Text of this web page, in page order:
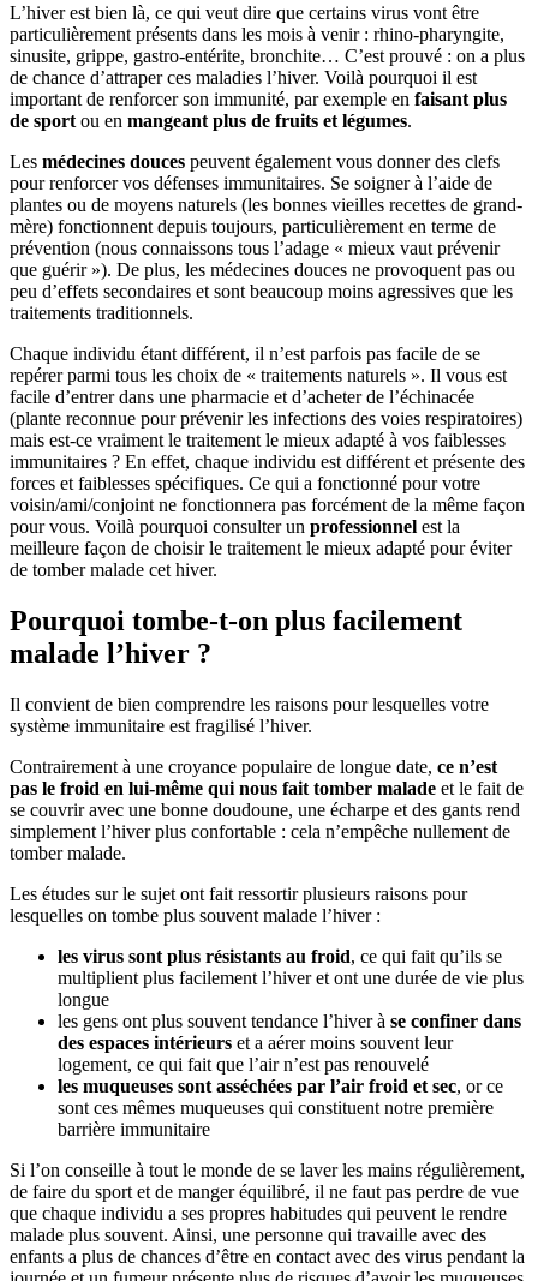
L’hiver est bien là, ce qui veut dire que certains virus vont être
particulièrement présents dans les mois à venir : rhino-pharyngite,
sinusite, grippe, gastro-entérite, bronchite… C’est prouvé : on a plus
de chance d’attraper ces maladies l’hiver. Voilà pourquoi il est
important de renforcer son immunité, par exemple en faisant plus
de sport ou en mangeant plus de fruits et légumes.
Les médecines douces peuvent également vous donner des clefs
pour renforcer vos défenses immunitaires. Se soigner à l’aide de
plantes ou de moyens naturels (les bonnes vieilles recettes de grand-
mère) fonctionnent depuis toujours, particulièrement en terme de
prévention (nous connaissons tous l’adage « mieux vaut prévenir
que guérir »). De plus, les médecines douces ne provoquent pas ou
peu d’effets secondaires et sont beaucoup moins agressives que les
traitements traditionnels.
Chaque individu étant différent, il n’est parfois pas facile de se
repérer parmi tous les choix de « traitements naturels ». Il vous est
facile d’entrer dans une pharmacie et d’acheter de l’échinacée
(plante reconnue pour prévenir les infections des voies respiratoires)
mais est-ce vraiment le traitement le mieux adapté à vos faiblesses
immunitaires ? En effet, chaque individu est différent et présente des
forces et faiblesses spécifiques. Ce qui a fonctionné pour votre
voisin/ami/conjoint ne fonctionnera pas forcément de la même façon
pour vous. Voilà pourquoi consulter un professionnel est la
meilleure façon de choisir le traitement le mieux adapté pour éviter
de tomber malade cet hiver.
Pourquoi tombe-t-on plus facilement
malade l’hiver ?
Il convient de bien comprendre les raisons pour lesquelles votre
système immunitaire est fragilisé l’hiver.
Contrairement à une croyance populaire de longue date, ce n’est
pas le froid en lui-même qui nous fait tomber malade et le fait de
se couvrir avec une bonne doudoune, une écharpe et des gants rend
simplement l’hiver plus confortable : cela n’empêche nullement de
tomber malade.
Les études sur le sujet ont fait ressortir plusieurs raisons pour
lesquelles on tombe plus souvent malade l’hiver :
les virus sont plus résistants au froid, ce qui fait qu’ils se
multiplient plus facilement l’hiver et ont une durée de vie plus
longue
les gens ont plus souvent tendance l’hiver à se confiner dans
des espaces intérieurs et a aérer moins souvent leur
logement, ce qui fait que l’air n’est pas renouvelé
les muqueuses sont asséchées par l’air froid et sec, or ce
sont ces mêmes muqueuses qui constituent notre première
barrière immunitaire
Si l’on conseille à tout le monde de se laver les mains régulièrement,
de faire du sport et de manger équilibré, il ne faut pas perdre de vue
que chaque individu a ses propres habitudes qui peuvent le rendre
malade plus souvent. Ainsi, une personne qui travaille avec des
enfants a plus de chances d’être en contact avec des virus pendant la